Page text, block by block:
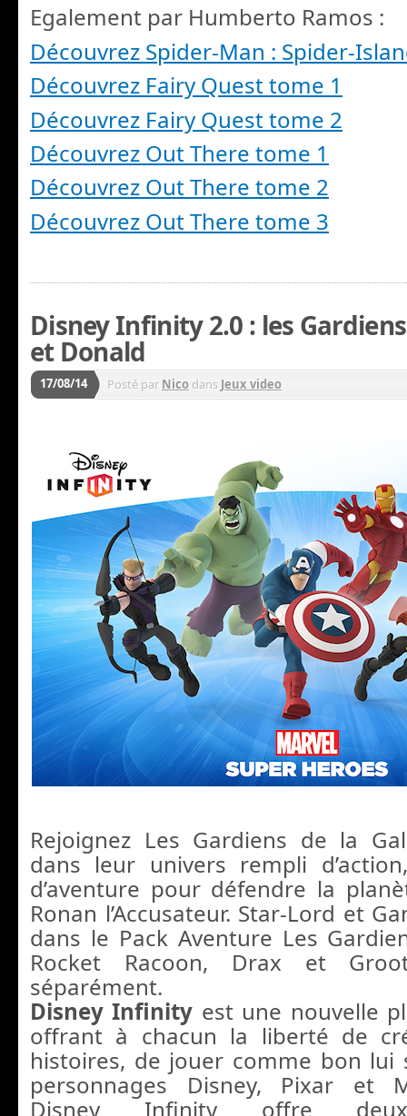
Egalement par Humberto Ramos :
Découvrez Spider-Man : Spider-
Découvrez Fairy Quest tome 1
Découvrez Fairy Quest tome 2
Découvrez Out There tome 1
Découvrez Out There tome 2
Découvrez Out There tome 3
Disney Infinity 2.0 : les
et Donald
17/08/14 Posté par Nico dans Jeux video
Rejoignez Les Gardiens de la
dans leur univers rempli
d’aventure pour défendre la
Ronan l’Accusateur. Star-Lord et
dans le Pack Aventure Les
Rocket Racoon, Drax et
séparément.
Disney Infinity est une nouvelle
offrant à chacun la liberté de
histoires, de jouer comme bon lui
personnages Disney, Pixar et
Disney Infinity offre deux